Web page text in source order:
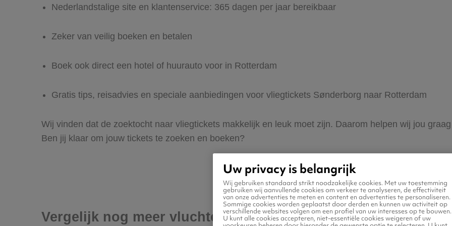
Nederlandstalige site en klantenservice: 365 dagen per jaar bereikbaar
Zeker van veilig boeken en betalen
Boek ook direct een hotel of huurauto voor in Rotterdam
Gratis tips, reisadvies en speciale aanbiedingen voor vliegtickets Sønderborg naar Rotterdam
Wij vinden dat de zoektocht naar vliegtickets makkelijk en leuk moet zijn. Daarom helpen wij jou
Ben jij klaar om jouw tickets te zoeken en boeken?
Vergelijk nog meer vluchten naar Rotterdam
Uw privacy is belangrijk
Wij gebruiken standaard strikt noodzakelijke cookies. Met uw toestemming
gebruiken wij aanvullende cookies om verkeer te analyseren, de effectiviteit
van onze advertenties te meten en content en advertenties te personaliseren.
Sommige cookies worden geplaatst door derden en kunnen uw activiteit op
verschillende websites volgen om een profiel van uw interesses op te bouwen.
U kunt alle cookies accepteren, niet-essentiële cookies weigeren of uw